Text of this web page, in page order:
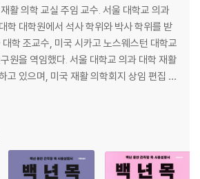
리통증
러 메시지 - 운동 중(中) 허리 통증의 해석
러 메시지 - 운동 후(後) 허리 통증의 해석
두 겹의 자연복대
, 몸속 자연 복대 사용법
이로부터
선택하기
?
상대성 원리
활 의학 교실 주임 교수. 서울 대학교 의과
학 대학원에서 석사 학위와 박사 학위를 받
학 조교수, 미국 시카고 노스웨스턴 대학교
원을 역임했다. 서울 대학교 의과 대학 재활
고 있으며, 미국 재활 의학회지 상임 편집 위
으로 활동하고 있다. 대한 신경 근골격 초음
임상 통증 학회 이사장, 대한 스포츠 의학
임상 치